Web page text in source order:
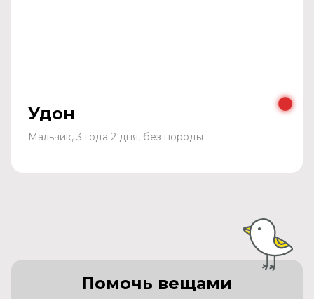
Удон
Мальчик, 3 года 2 дня, без породы
Помочь вещами